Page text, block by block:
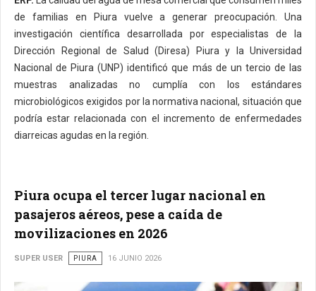
de familias en Piura vuelve a generar preocupación. Una
investigación científica desarrollada por especialistas de la
Dirección Regional de Salud (Diresa) Piura y la Universidad
Nacional de Piura (UNP) identificó que más de un tercio de las
muestras analizadas no cumplía con los estándares
microbiológicos exigidos por la normativa nacional, situación que
podría estar relacionada con el incremento de enfermedades
diarreicas agudas en la región.
Piura ocupa el tercer lugar nacional en
pasajeros aéreos, pese a caída de
movilizaciones en 2026
SUPER USER PIURA 16 JUNIO 2026